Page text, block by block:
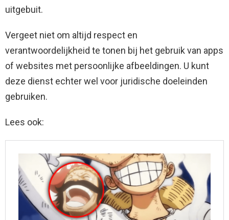
uitgebuit.
Vergeet niet om altijd respect en
verantwoordelijkheid te tonen bij het gebruik van apps
of websites met persoonlijke afbeeldingen. U kunt
deze dienst echter wel voor juridische doeleinden
gebruiken.
Lees ook: